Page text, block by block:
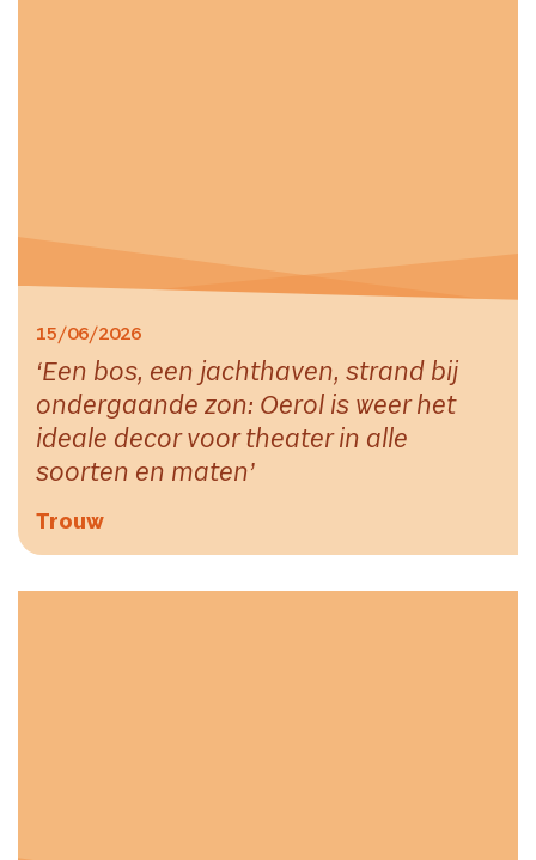
15/06/2026
Een bos, een jachthaven, strand bij
ondergaande zon: Oerol is weer het
ideale decor voor theater in alle
soorten en maten
Trouw